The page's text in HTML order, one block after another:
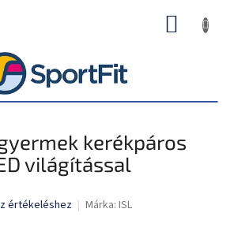
KOSÁR
kerékpáros
világítással
értékeléshez Márka: ISL